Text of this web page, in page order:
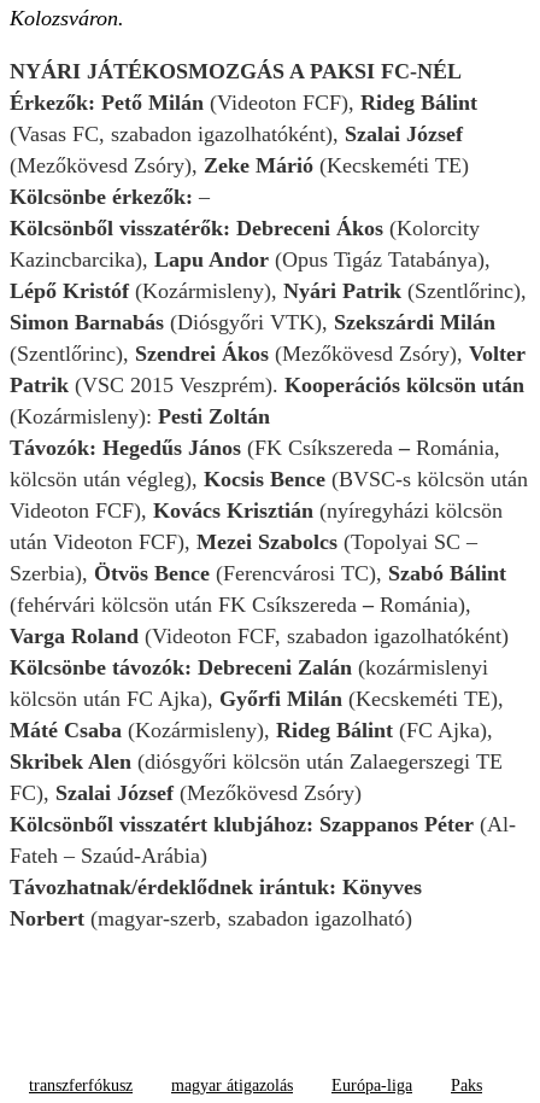
Kolozsváron.
NYÁRI JÁTÉKOSMOZGÁS A PAKSI FC-NÉL
Érkezők: Pető Milán (Videoton FCF), Rideg Bálint
(Vasas FC, szabadon igazolhatóként), Szalai József
(Mezőkövesd Zsóry), Zeke Márió (Kecskeméti TE)
Kölcsönbe érkezők: –
Kölcsönből visszatérők: Debreceni Ákos (Kolorcity
Kazincbarcika), Lapu Andor (Opus Tigáz Tatabánya),
Lépő Kristóf (Kozármisleny), Nyári Patrik (Szentlőrinc),
Simon Barnabás (Diósgyőri VTK), Szekszárdi Milán
(Szentlőrinc), Szendrei Ákos (Mezőkövesd Zsóry), Volter
Patrik (VSC 2015 Veszprém). Kooperációs kölcsön után
(Kozármisleny): Pesti Zoltán
Távozók: Hegedűs János (FK Csíkszereda–Románia,
kölcsön után végleg), Kocsis Bence (BVSC-s kölcsön után
Videoton FCF), Kovács Krisztián (nyíregyházi kölcsön
után Videoton FCF), Mezei Szabolcs (Topolyai SC –
Szerbia), Ötvös Bence (Ferencvárosi TC), Szabó Bálint
(fehérvári kölcsön után FK Csíkszereda–Románia),
Varga Roland (Videoton FCF, szabadon igazolhatóként)
Kölcsönbe távozók: Debreceni Zalán (kozármislenyi
kölcsön után FC Ajka), Győrfi Milán (Kecskeméti TE),
Máté Csaba (Kozármisleny), Rideg Bálint (FC Ajka),
Skribek Alen (diósgyőri kölcsön után Zalaegerszegi TE
FC), Szalai József (Mezőkövesd Zsóry)
Kölcsönből visszatért klubjához: Szappanos Péter (Al-
Fateh – Szaúd-Arábia)
Távozhatnak/érdeklődnek irántuk: Könyves
Norbert (magyar-szerb, szabadon igazolható)
transzferfókusz magyar átigazolás Európa-liga Paks